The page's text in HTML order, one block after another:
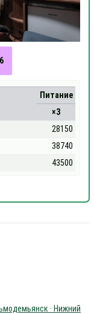
Питание
×3
28150
38740
43500
· Нижний